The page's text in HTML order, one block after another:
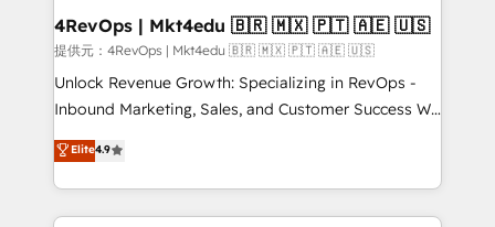
on-demand bundle services. Connect with us today!
4RevOps | Mkt4edu 🇧🇷 🇲🇽 🇵🇹 🇦🇪 🇺🇸
提供元：4RevOps | Mkt4edu 🇧🇷 🇲🇽 🇵🇹 🇦🇪 🇺🇸
Unlock Revenue Growth: Specializing in RevOps -
Inbound Marketing, Sales, and Customer Success We
specialize in driving revenue growth for companies
across industries through tailored marketing, sales,
and customer success strategies, utilizing RevOps
methodologies. As Latin America's largest HubSpot
Elite4.9